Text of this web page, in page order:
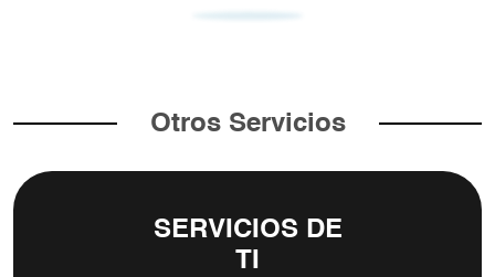
Otros Servicios
SERVICIOS DE
TI